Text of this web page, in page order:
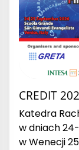
CREDIT
Katedra
w dniach
w Wenecji